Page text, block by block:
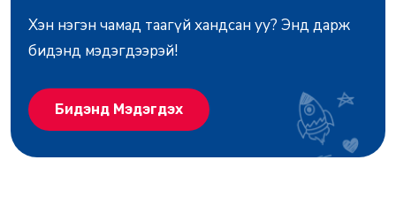
Хэн нэгэн чамад таагүй хандсан уу? Энд дарж
бидэнд мэдэгдээрэй!
Бидэнд Мэдэгдэх